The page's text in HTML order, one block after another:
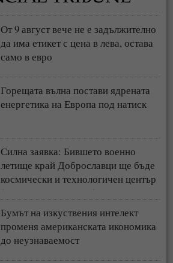
От 9 август вече не е задължително
да има етикет с цена в лева, остава
само в евро
Горещата вълна постави ядрената
енергетика на Европа под натиск
Силна заявка: Бившето военно
летище край Доброславци ще бъде
космически и технологичен център
(СНИМКИ + ВИДЕО)
Бумът на изкуствения интелект
променя американската икономика
до неузнаваемост